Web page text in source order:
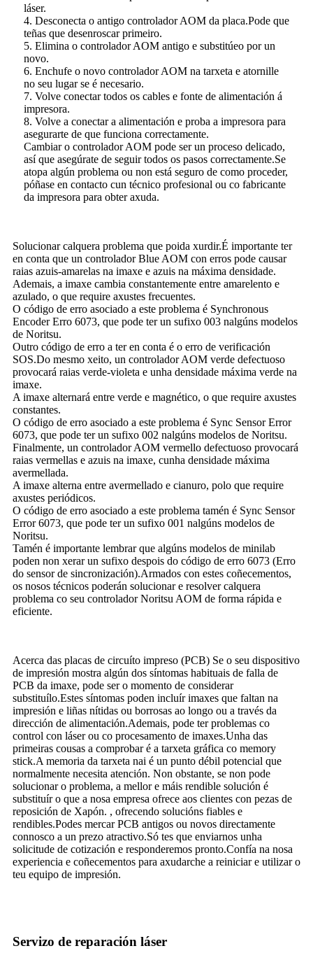
láser.
4. Desconecta o antigo controlador AOM da placa.Pode que
teñas que desenroscar primeiro.
5. Elimina o controlador AOM antigo e substitúeo por un
novo.
6. Enchufe o novo controlador AOM na tarxeta e atornille
no seu lugar se é necesario.
7. Volve conectar todos os cables e fonte de alimentación á
impresora.
8. Volve a conectar a alimentación e proba a impresora para
asegurarte de que funciona correctamente.
Cambiar o controlador AOM pode ser un proceso delicado,
así que asegúrate de seguir todos os pasos correctamente.Se
atopa algún problema ou non está seguro de como proceder,
póñase en contacto cun técnico profesional ou co fabricante
da impresora para obter axuda.
Solucionar calquera problema que poida xurdir.É importante ter
en conta que un controlador Blue AOM con erros pode causar
raias azuis-amarelas na imaxe e azuis na máxima densidade.
Ademais, a imaxe cambia constantemente entre amarelento e
azulado, o que require axustes frecuentes.
O código de erro asociado a este problema é Synchronous
Encoder Erro 6073, que pode ter un sufixo 003 nalgúns modelos
de Noritsu.
Outro código de erro a ter en conta é o erro de verificación
SOS.Do mesmo xeito, un controlador AOM verde defectuoso
provocará raias verde-violeta e unha densidade máxima verde na
imaxe.
A imaxe alternará entre verde e magnético, o que require axustes
constantes.
O código de erro asociado a este problema é Sync Sensor Error
6073, que pode ter un sufixo 002 nalgúns modelos de Noritsu.
Finalmente, un controlador AOM vermello defectuoso provocará
raias vermellas e azuis na imaxe, cunha densidade máxima
avermellada.
A imaxe alterna entre avermellado e cianuro, polo que require
axustes periódicos.
O código de erro asociado a este problema tamén é Sync Sensor
Error 6073, que pode ter un sufixo 001 nalgúns modelos de
Noritsu.
Tamén é importante lembrar que algúns modelos de minilab
poden non xerar un sufixo despois do código de erro 6073 (Erro
do sensor de sincronización).Armados con estes coñecementos,
os nosos técnicos poderán solucionar e resolver calquera
problema co seu controlador Noritsu AOM de forma rápida e
eficiente.
Acerca das placas de circuíto impreso (PCB) Se o seu dispositivo
de impresión mostra algún dos síntomas habituais de falla de
PCB da imaxe, pode ser o momento de considerar
substituílo.Estes síntomas poden incluír imaxes que faltan na
impresión e liñas nítidas ou borrosas ao longo ou a través da
dirección de alimentación.Ademais, pode ter problemas co
control con láser ou co procesamento de imaxes.Unha das
primeiras cousas a comprobar é a tarxeta gráfica co memory
stick.A memoria da tarxeta nai é un punto débil potencial que
normalmente necesita atención. Non obstante, se non pode
solucionar o problema, a mellor e máis rendible solución é
substituír o que a nosa empresa ofrece aos clientes con pezas de
reposición de Xapón. , ofrecendo solucións fiables e
rendibles.Podes mercar PCB antigos ou novos directamente
connosco a un prezo atractivo.Só tes que enviarnos unha
solicitude de cotización e responderemos pronto.Confía na nosa
experiencia e coñecementos para axudarche a reiniciar e utilizar o
teu equipo de impresión.
Servizo de reparación láser